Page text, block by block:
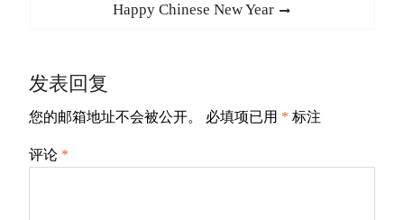
Next
Happy Chinese New Year
发表回复
您的邮箱地址不会被公开。 必填项已用 * 标注
评论 *